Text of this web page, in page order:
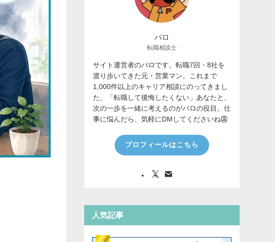
パロ
転職相談士
サイト運営者のパロです。転職7回・8社を
渡り歩いてきた元・営業マン。これまで
1,000件以上のキャリア相談にのってきまし
た。「転職して後悔したくない」あなたと、
次の一歩を一緒に考えるのがパロの役目。仕
事に悩んだら、気軽にDMしてくださいね👺
プロフィールはこちら
人気記事